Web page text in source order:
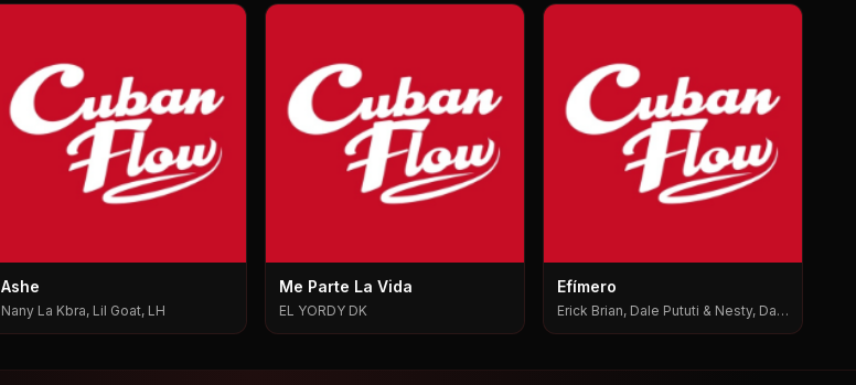
Ashe
Nany La Kbra, Lil Goat, LH
Me Parte La Vida
EL YORDY DK
Efímero
Erick Brian, Dale Pututi & Nesty, Dale